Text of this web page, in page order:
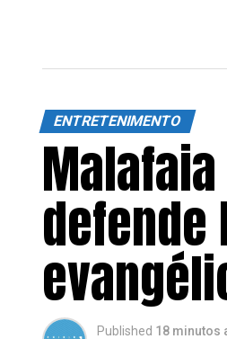
ENTRETENIMENTO
defende
Published 18 minutos